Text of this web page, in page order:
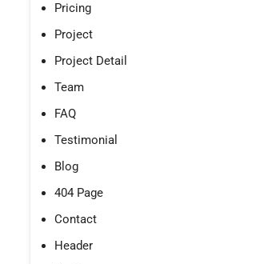
Pricing
Project
Project Detail
Team
FAQ
Testimonial
Blog
404 Page
Contact
Header